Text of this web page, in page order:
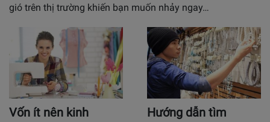
gió trên thị trường khiến bạn muốn nhảy ngay…
Vốn ít nên kinh
Hướng dẫn tìm